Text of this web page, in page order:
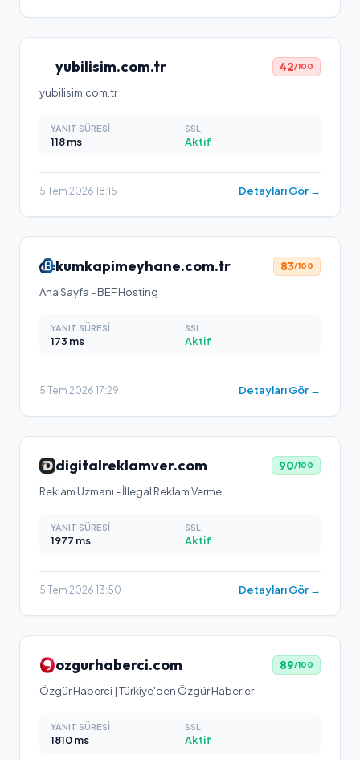
yubilisim.com.tr 42/100
yubilisim.com.tr
YANIT SÜRESI
118ms
SSL
Aktif
5 Tem 2026 18:15 Detayları Gör →
kumkapimeyhane.com.tr 83/100
Ana Sayfa - BEF Hosting
YANIT SÜRESI
173 ms
SSL
Aktif
5 Tem 2026 17:29 Detayları Gör →
digitalreklamver.com 90/100
Reklam Uzmanı - İllegal Reklam Verme
YANIT SÜRESI
1977 ms
SSL
Aktif
5 Tem 2026 13:50 Detayları Gör →
ozgurhaberci.com 89/100
Özgür Haberci | Türkiye'den Özgür Haberler
YANIT SÜRESI
1810ms
SSL
Aktif